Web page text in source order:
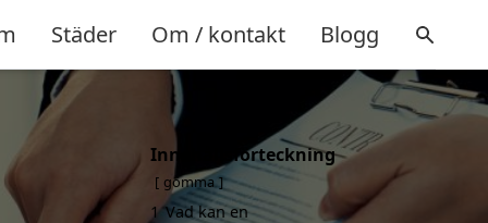
Städer Om / kontakt Blogg
Innehållsförteckning
gömma
1 Vad kan en